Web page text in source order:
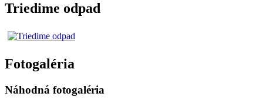
Triedime odpad
Fotogaléria
Náhodná fotogaléria